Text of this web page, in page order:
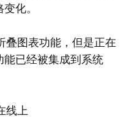
化。
图表功能，但是正在
已经被集成到系统
线上